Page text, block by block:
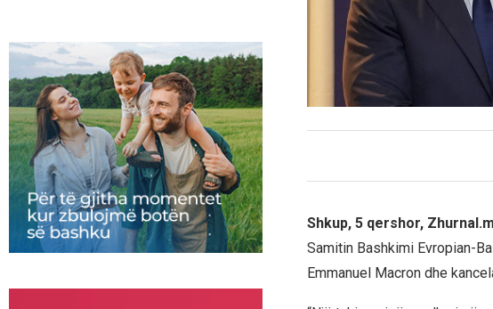
Shkup, 5 qershor,
Samitin Bashkimi Evropian-
Emmanuel Macron dhe